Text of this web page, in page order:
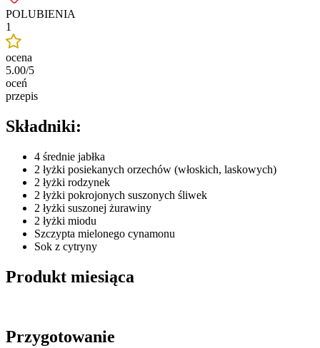
POLUBIENIA
1
ocena
5.00/5
oceń
przepis
Składniki:
4 średnie jabłka
2 łyżki posiekanych orzechów (włoskich, laskowych)
2 łyżki rodzynek
2 łyżki pokrojonych suszonych śliwek
2 łyżki suszonej żurawiny
2 łyżki miodu
Szczypta mielonego cynamonu
Sok z cytryny
Produkt miesiąca
Przygotowanie